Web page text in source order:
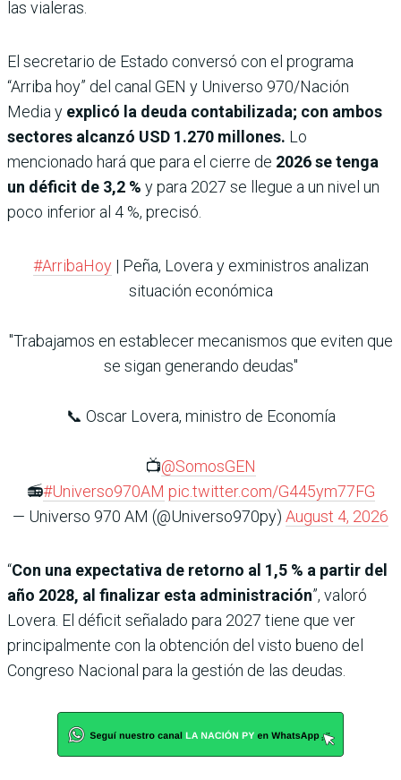
las vialeras.
El secretario de Estado conversó con el programa
“Arriba hoy” del canal GEN y Universo 970/Nación
Media y explicó la deuda contabilizada; con ambos
sectores alcanzó USD 1.270 millones. Lo
mencionado hará que para el cierre de 2026 se tenga
un déficit de 3,2 % y para 2027 se llegue a un nivel un
poco inferior al 4 %, precisó.
#ArribaHoy| Peña, Lovera y exministros analizan
situación económica
"Trabajamos en establecer mecanismos que eviten que
se sigan generando deudas"
📞 Oscar Lovera, ministro de Economía
📺@SomosGEN
📻#Universo970AM pic.twitter.com/G445ym77FG
— Universo 970 AM (@Universo970py) August 4, 2026
“Con una expectativa de retorno al 1,5 % a partir del
año 2028, al finalizar esta administración”, valoró
Lovera. El déficit señalado para 2027 tiene que ver
principalmente con la obtención del visto bueno del
Congreso Nacional para la gestión de las deudas.